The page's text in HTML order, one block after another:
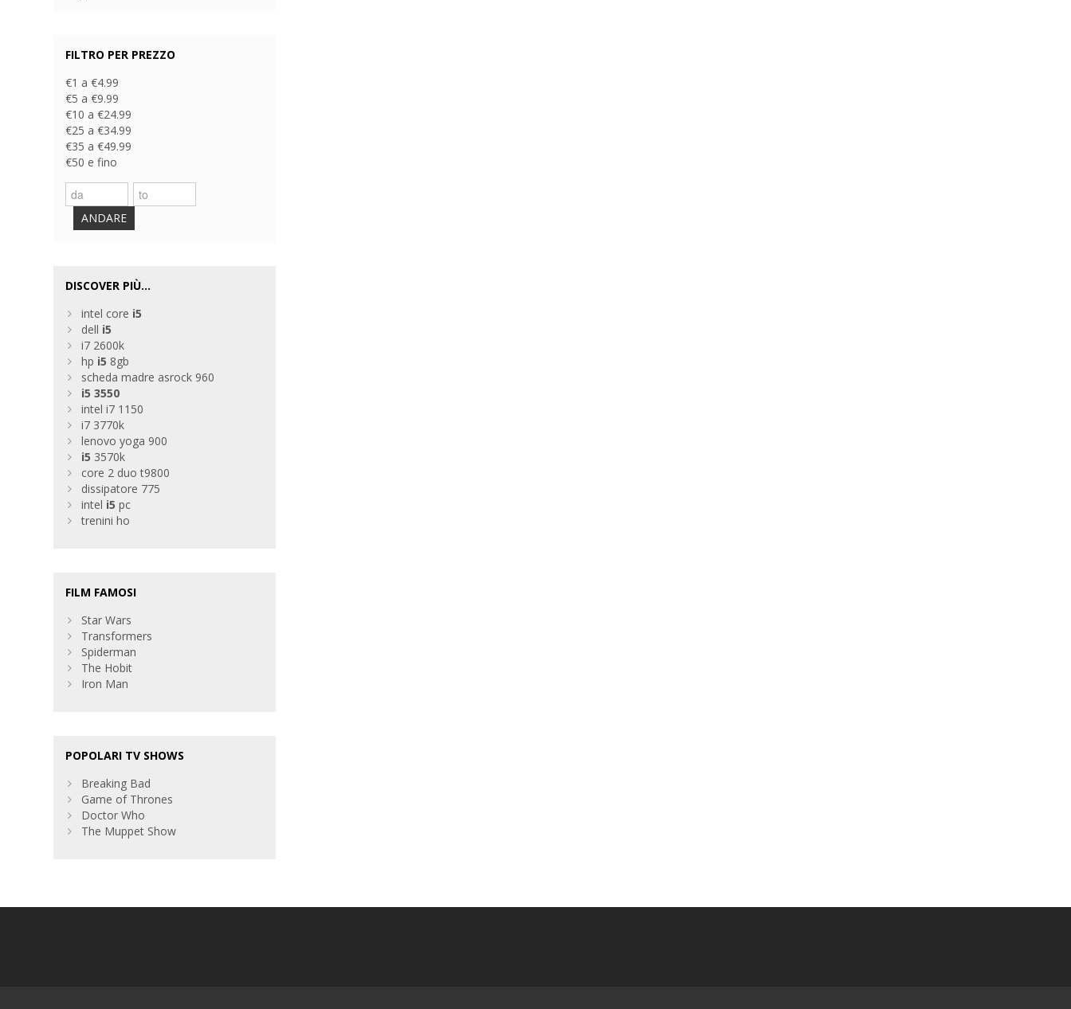
FILTRO PER PREZZO
€1 a €4.99
€5 a €9.99
€10 a €24.99
€25 a €34.99
€35 a €49.99
€50 e fino
ANDARE
DISCOVER PIÙ...
intel core i5
dell i5
i7 2600k
hp i5 8gb
scheda madre asrock 960
i5 3550
intel i7 1150
i7 3770k
lenovo yoga 900
i5 3570k
core 2 duo t9800
dissipatore 775
intel i5 pc
trenini ho
FILM FAMOSI
Star Wars
Transformers
Spiderman
The Hobit
Iron Man
POPOLARI TV SHOWS
Breaking Bad
Game of Thrones
Doctor Who
The Muppet Show